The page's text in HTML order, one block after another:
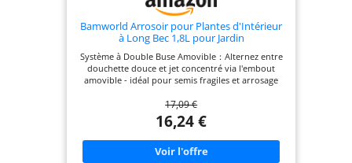
Bamworld Arrosoir pour Plantes d'Intérieur
à Long Bec 1,8L pour Jardin
Intérieur/Extérieur Petit Arrosoir Maison
Fleurs en Vert Émeraude
Système à Double Buse Amovible：Alternez entre
douchette douce et jet concentré via l'embout
amovible - idéal pour semis fragiles et arrosage
Disponible en quatre couleurs : vert sauge (RAL
6027), terracotta (RAL 8023), bleu profond et bleu
ardoise (RAL 5007) avec une finition mate –
s'harmonisant parfaitement avec n'importe quel
espace. Structure en PP Renforcé：Fabriqué en
17,09 €
16,24 €